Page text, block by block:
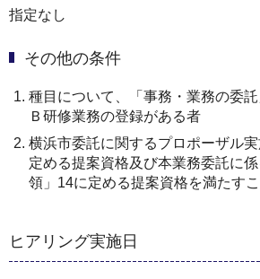
指定なし
その他の条件
種目について、「事務・業務の委
Ｂ研修業務の登録がある者
横浜市委託に関するプロポーザル
定める提案資格及び本業務委託に
領」14に定める提案資格を満たすこ
ヒアリング実施日